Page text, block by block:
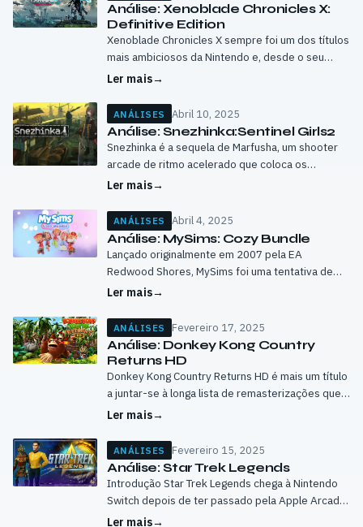
Análise: Xenoblade Chronicles X:
Definitive Edition
Xenoblade Chronicles X sempre foi um dos títulos
mais ambiciosos da Nintendo e, desde o seu
lançamento original na Wii U em 2015,
Ler mais→
ANÁLISES Abril 10, 2025
Análise: Snezhinka:Sentinel Girls2
Snezhinka é a sequela de Marfusha, um shooter
arcade de ritmo acelerado que coloca os
jogadores numa luta incessante contra hordas de
Ler mais→
ANÁLISES Abril 4, 2025
Análise: MySims: Cozy Bundle
Lançado originalmente em 2007 pela EA
Redwood Shores, MySims foi uma tentativa de
capitalizar sobre o sucesso crescente de jogos
base…
Ler mais→
ANÁLISES Fevereiro 17, 2025
Análise: Donkey Kong Country
Returns HD
Donkey Kong Country Returns HD é mais um título
a juntar-se à longa lista de remasterizações que a
Nintendo tem vindo a lançar nos últimos anos
Ler mais→
ANÁLISES Fevereiro 15, 2025
Análise: Star Trek Legends
Introdução Star Trek Legends chega à Nintendo
Switch depois de ter passado pela Apple Arcade
e pela Steam. Este jogo tenta capturar o espírito
Ler mais→